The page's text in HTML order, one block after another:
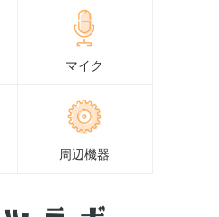
マイク
周辺機器